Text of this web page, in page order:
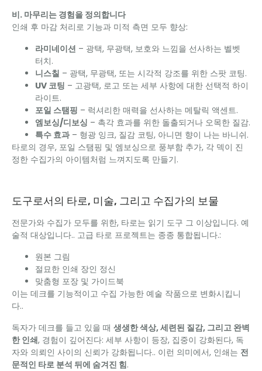
비. 마무리는 경험을 정의합니다
인쇄 후 마감 처리로 기능과 미적 측면 모두 향상:
라미네이션 – 광택, 무광택, 보호와 느낌을 선사하는 벨벳
터치.
니스칠 – 광택, 무광택, 또는 시각적 강조를 위한 스팟 코팅.
UV 코팅 – 고광택, 로고 또는 세부 사항에 대한 선택적 하이
라이트.
포일 스탬핑 – 럭셔리한 매력을 선사하는 메탈릭 액센트.
엠보싱/디보싱 – 촉각 효과를 위한 돌출되거나 오목한 질감.
특수 효과– 형광 잉크, 질감 코팅, 아니면 향이 나는 바니쉬.
타로의 경우, 포일 스탬핑 및 엠보싱으로 풍부함 추가, 각 덱이 진
정한 수집가의 아이템처럼 느껴지도록 만들기.
도구로서의 타로, 미술, 그리고 수집가의 보물
전문가와 수집가 모두를 위한, 타로는 읽기 도구 그 이상입니다. 예
술적 대상입니다.. 고급 타로 프로젝트는 종종 통합됩니다.:
원본 그림
절묘한 인쇄 장인 정신
맞춤형 포장 및 가이드북
이는 데크를 기능적이고 수집 가능한 예술 작품으로 변화시킵니
다..
독자가 데크를 들고 있을 때 생생한 색상, 세련된 질감, 그리고 완벽
한 인쇄, 경험이 깊어진다: 세부 사항이 등장, 집중이 강화된다, 독
자와 의뢰인 사이의 신뢰가 강화됩니다.. 이런 의미에서, 인쇄는 전
문적인 타로 분석 뒤에 숨겨진 힘.